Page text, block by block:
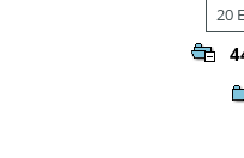
20